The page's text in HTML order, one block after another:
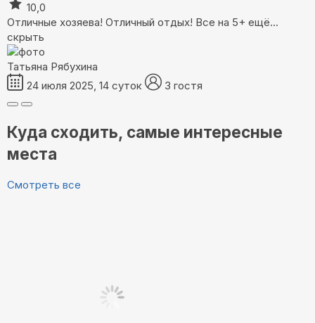
10,0
Отличные хозяева! Отличный отдых! Все на 5+ ещё...
скрыть
Татьяна Рябухина
24 июля 2025, 14 суток
3 гостя
Куда сходить, самые интересные
места
Смотреть все